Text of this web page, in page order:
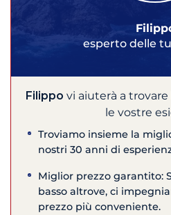
esperto delle
Filippo vi aiuterà a
le vostre
Troviamo insieme la
nostri 30 anni di
Miglior prezzo garantito:
basso altrove, ci
prezzo più conveniente.